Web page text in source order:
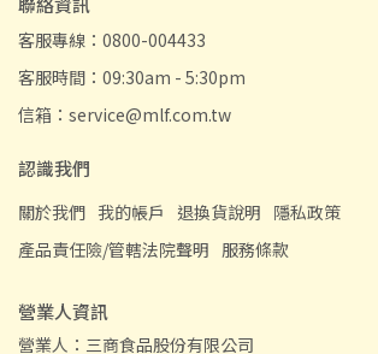
客服專線：0800-004433
客服時間：09:30am - 5:30pm
信箱：service@mlf.com.tw
認識我們
關於我們 我的帳戶 退換貨說明 隱私政策
產品責任險/管轄法院聲明 服務條款
營業人資訊
營業人：三商食品股份有限公司